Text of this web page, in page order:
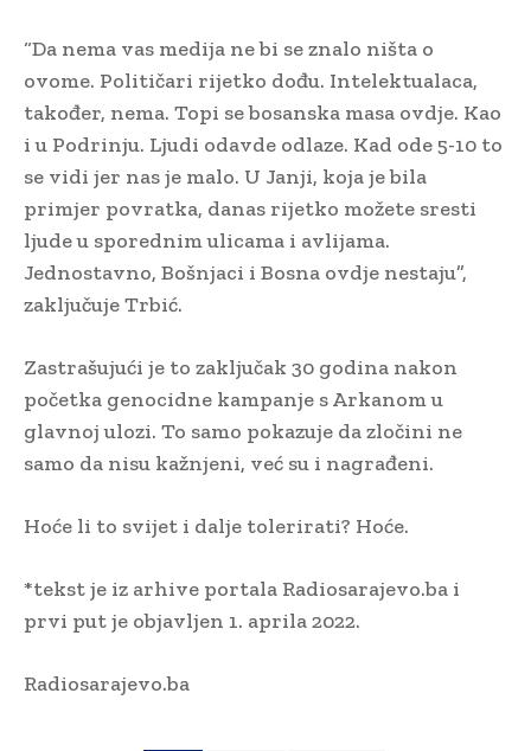
“Da nema vas medija ne bi se znalo ništa o
ovome. Političari rijetko dođu. Intelektualaca,
također, nema. Topi se bosanska masa ovdje. Kao
i u Podrinju. Ljudi odavde odlaze. Kad ode 5-10 to
se vidi jer nas je malo. U Janji, koja je bila
primjer povratka, danas rijetko možete sresti
ljude u sporednim ulicama i avlijama.
Jednostavno, Bošnjaci i Bosna ovdje nestaju”,
zaključuje Trbić.
Zastrašujući je to zaključak 30 godina nakon
početka genocidne kampanje s Arkanom u
glavnoj ulozi. To samo pokazuje da zločini ne
samo da nisu kažnjeni, već su i nagrađeni.
Hoće li to svijet i dalje tolerirati? Hoće.
*tekst je iz arhive portala Radiosarajevo.ba i
prvi put je objavljen 1. aprila 2022.
Radiosarajevo.ba